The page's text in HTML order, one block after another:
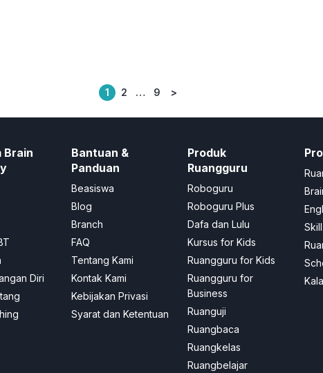
Posts
1 2 … 9 >
Brain
Diri
Bantuan &
Panduan
Beasiswa
Blog
Branch
FAQ
Tentang Kami
Kontak Kami
Kebijakan Privasi
Syarat dan Ketentuan
Produk
Ruangguru
Roboguru
Roboguru Plus
Dafa dan Lulu
Kursus for Kids
Ruangguru for Kids
Ruangguru for
Business
Ruanguji
Ruangbaca
Ruangkelas
Ruangbelajar